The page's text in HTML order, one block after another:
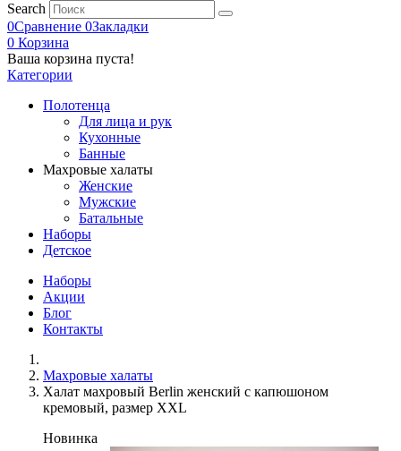
Search
0Сравнение 0Закладки
0 Корзина
Ваша корзина пуста!
Категории
Полотенца
Для лица и рук
Кухонные
Банные
Махровые халаты
Женские
Мужские
Батальные
Наборы
Детское
Наборы
Акции
Блог
Контакты
Махровые халаты
Халат махровый Berlin женский с капюшоном
кремовый, размер XXL
Новинка